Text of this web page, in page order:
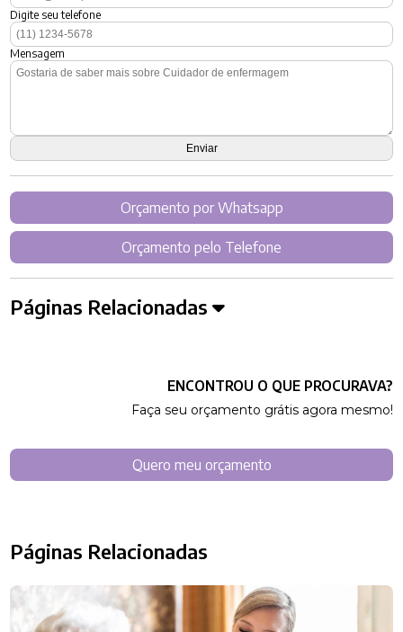
Digite seu telefone
Mensagem
Orçamento por Whatsapp
Orçamento pelo Telefone
Páginas Relacionadas
ENCONTROU O QUE PROCURAVA?
Faça seu orçamento grátis agora mesmo!
Quero meu orçamento
Páginas Relacionadas